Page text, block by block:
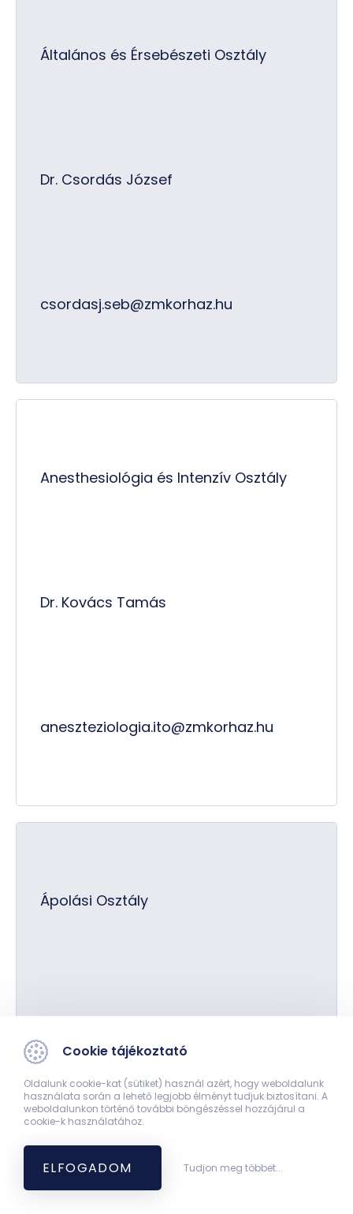
Általános és Érsebészeti Osztály
Dr. Csordás József
csordasj.seb@zmkorhaz.hu
Anesthesiológia és Intenzív Osztály
Dr. Kovács Tamás
aneszteziologia.ito@zmkorhaz.hu
Ápolási Osztály
zmkorhaz@zmkorhaz.hu
Cookie tájékoztató
Oldalunk cookie-kat (sütiket) használ azért, hogy weboldalunk
használata során a lehető legjobb élményt tudjuk biztosítani. A
weboldalunkon történő további böngészéssel hozzájárul a
cookie-k használatához.
ELFOGADOM Tudjon meg többet...